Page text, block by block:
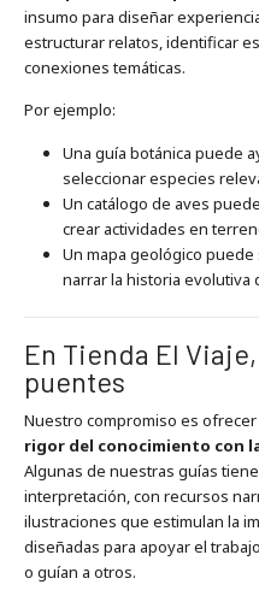
insumo para diseñar
estructurar relatos, identificar
conexiones temáticas.
Por ejemplo:
Una guía botánica puede
seleccionar especies
Un catálogo de aves
crear actividades en
Un mapa geológico
narrar la historia evolutiva
En Tienda El
puentes
Nuestro compromiso es
rigor del conocimiento con
Algunas de nuestras guías
interpretación, con recursos
ilustraciones que estimulan la
diseñadas para apoyar el
o guían a otros.